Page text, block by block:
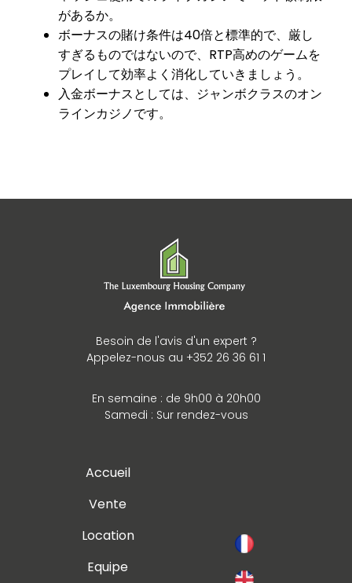
があるか。
ボーナスの賭け条件は40倍と標準的で、厳し
すぎるものではないので、RTP高めのゲームを
プレイして効率よく消化していきましょう。
入金ボーナスとしては、ジャンボクラスのオン
ラインカジノです。
Besoin de l'avis d'un expert ?
Appelez-nous au +352 26 36 61 1
En semaine : de 9h00 à 20h00
Samedi : Sur rendez-vous
Accueil
Vente
Location
Equipe